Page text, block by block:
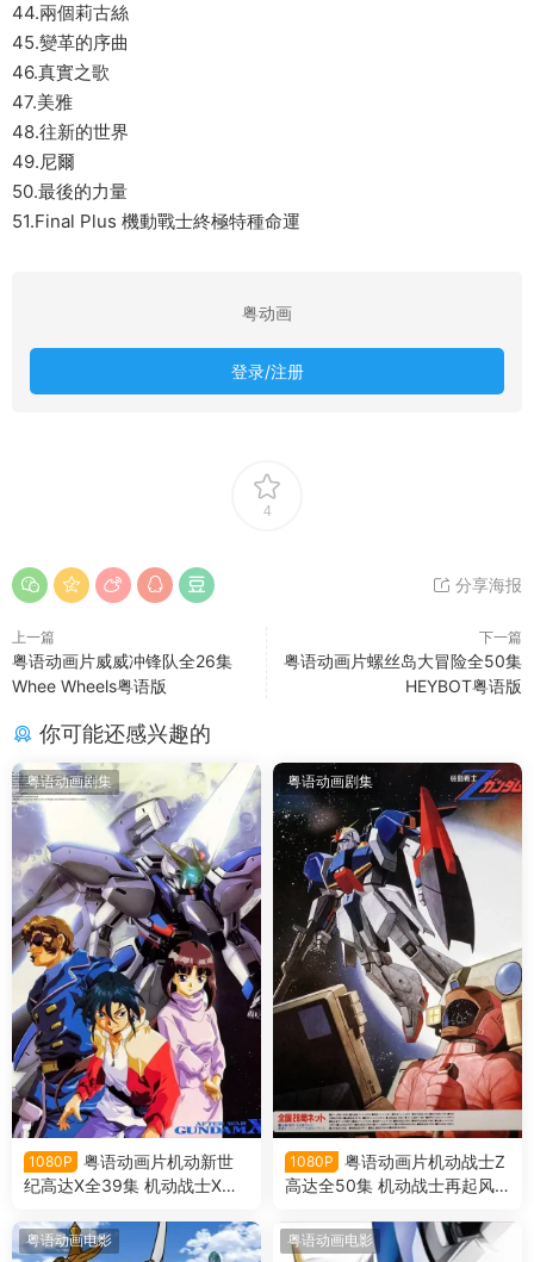
44.兩個莉古絲
45.變革的序曲
46.真實之歌
47.美雅
48.往新的世界
49.尼爾
50.最後的力量
51.Final Plus 機動戰士終極特種命運
粤动画
登录/注册
4
分享海报
上一篇
粤语动画片威威冲锋队全26集
Whee Wheels粤语版
下一篇
粤语动画片螺丝岛大冒险全50集
HEYBOT粤语版
你可能还感兴趣的
粤语动画剧集
1080P
粤语动画片机动新世
纪高达X全39集 机动战士X粤
粤语动画剧集
1080P
粤语动画片机动战士Z
高达全50集 机动战士再起风
粤语动画电影 粤语动画电影